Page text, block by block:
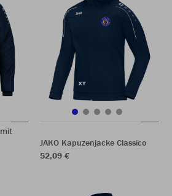
JAKO Kapuzenjacke Classico
52,09 €